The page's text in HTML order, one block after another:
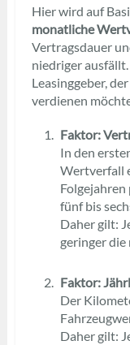
Hier wird auf
monatliche
Vertragsdauer
niedriger
Leasinggeber,
verdienen
Faktor:
In den
Wertverfall
fünf bis
Daher gilt:
geringer die
Faktor:
Der
Daher gilt: